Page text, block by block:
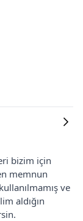
bizim için
memnun
ve
aldığın